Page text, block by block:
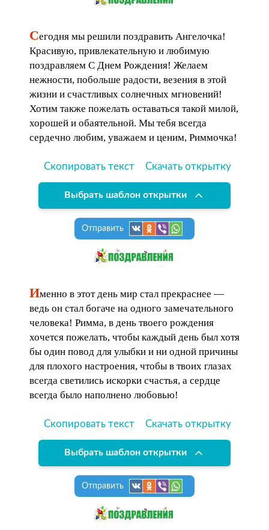
Сегодня мы решили поздравить Ангелочка!
Красивую, привлекательную и любимую
поздравляем С Днем Рождения! Желаем
нежности, побольше радости, везения в этой
жизни и счастливых солнечных мгновений!
Хотим также пожелать оставаться такой милой,
хорошей и обаятельной. Мы тебя всегда
сердечно любим, уважаем и ценим, Риммочка!
Скопировать текст Скачать открытку
Выбрать шаблон открытки
Отправить
Именно в этот день мир стал прекраснее —
ведь он стал богаче на одного замечательного
человека! Римма, в день твоего рождения
хочется пожелать, чтобы каждый день был хотя
бы один повод для улыбки и ни одной причины
для плохого настроения, чтобы в твоих глазах
всегда светились искорки счастья, а сердце
всегда было наполнено любовью!
Скопировать текст Скачать открытку
Выбрать шаблон открытки
Отправить